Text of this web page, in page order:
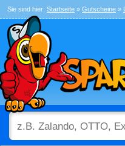
Sie sind hier: Startseite » Gutscheine »